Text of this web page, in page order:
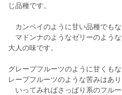
じ品種です。
カンペイのように甘い品種でもな
マドンナのようなゼリーのような
大人の味です。
グレープフルーツのように甘くも
レープフルーツのような苦みはあ
いってみればさっぱり系のフル